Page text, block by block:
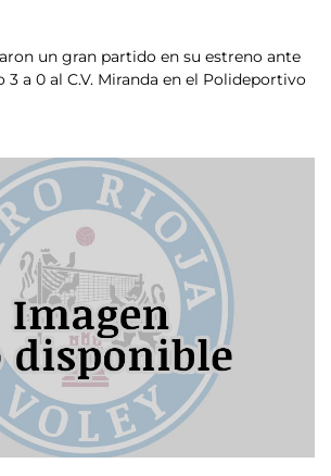
un gran partido en su estreno ante
a 0 al C.V. Miranda en el Polideportivo